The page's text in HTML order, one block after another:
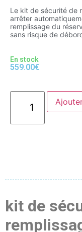
Le kit de sécurité de
arrêter
remplissage du
sans risque de
En stock
559.00€
kit de